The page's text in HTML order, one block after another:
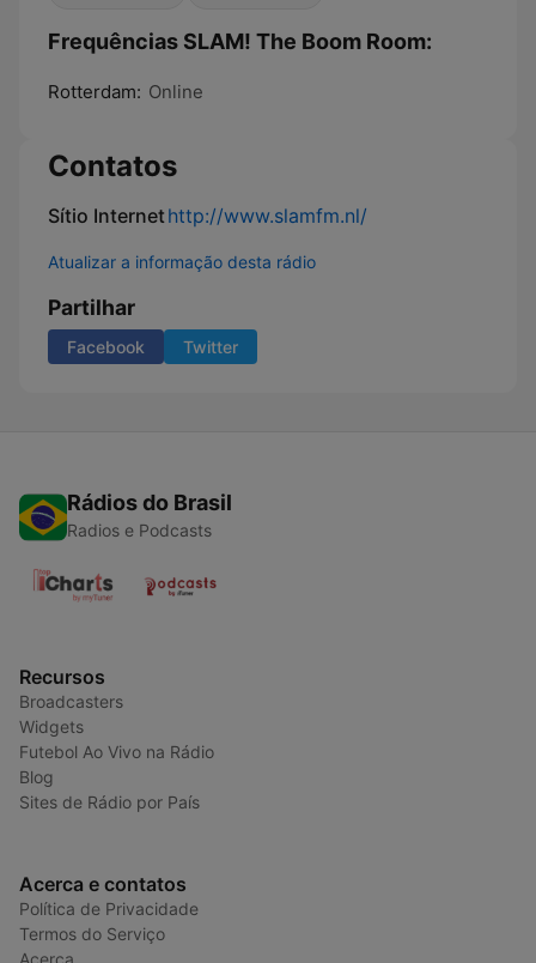
Frequências SLAM! The Boom Room:
Rotterdam: Online
Contatos
Sítio Internethttp://www.slamfm.nl/
Atualizar a informação desta rádio
Partilhar
Facebook Twitter
Rádios do Brasil
Radios e Podcasts
Recursos
Broadcasters
Widgets
Futebol Ao Vivo na Rádio
Blog
Sites de Rádio por País
Acerca e contatos
Política de Privacidade
Termos do Serviço
Acerca